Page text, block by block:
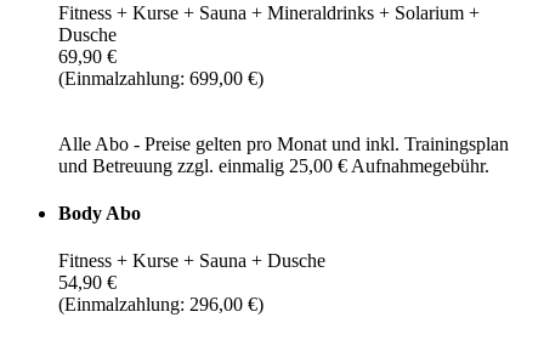
Fitness + Kurse + Sauna + Mineraldrinks + Solarium +
Dusche
69,90 €
(Einmalzahlung: 699,00 €)
Alle Abo - Preise gelten pro Monat und inkl. Trainingsplan
und Betreuung zzgl. einmalig 25,00 € Aufnahmegebühr.
Body Abo
Fitness + Kurse + Sauna + Dusche
54,90 €
(Einmalzahlung: 296,00 €)